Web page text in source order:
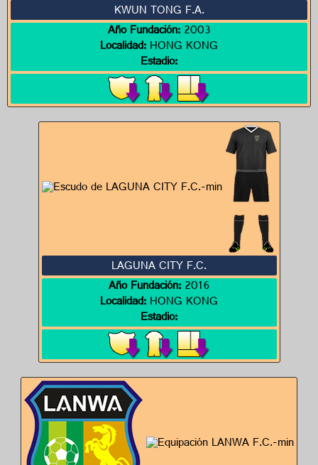
KWUN TONG F.A.
Año Fundación:2003
Localidad:HONG KONG
Estadio:
LAGUNA CITY F.C.
Año Fundación:2016
Localidad:HONG KONG
Estadio: